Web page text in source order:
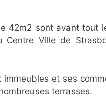
42m2 sont avant tout
Centre Ville de
et ses
terrasses.